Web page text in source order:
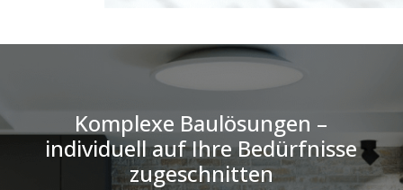
Komplexe Baulösungen –
individuell auf Ihre Bedürfnisse
zugeschnitten